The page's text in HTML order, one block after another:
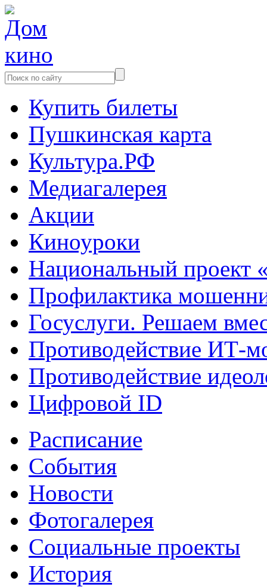
Купить билеты
Пушкинская карта
Культура.РФ
Медиагалерея
Акции
Киноуроки
Национальный проект
Профилактика
Госуслуги. Решаем
Противодействие ИТ-
Противодействие
Цифровой ID
Расписание
События
Новости
Фотогалерея
Социальные проекты
История